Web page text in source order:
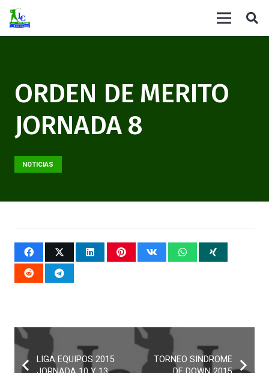
ORDEN DE MERITO
JORNADA 8
NOTICIAS
LIGA EQUIPOS 2015
TORNEO SINDROME